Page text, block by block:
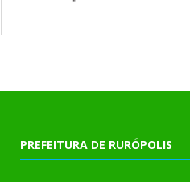
PREFEITURA DE RURÓPOLIS